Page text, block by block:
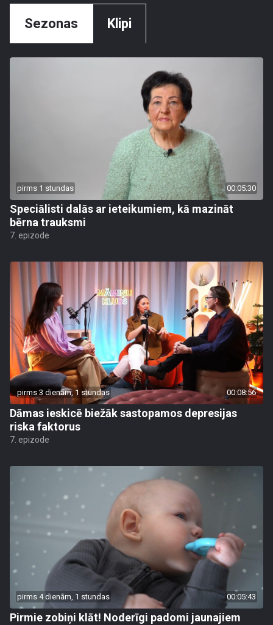
Sezonas Klipi
pirms 1 stundas 00:05:30
Speciālisti dalās ar ieteikumiem, kā mazināt
bērna trauksmi
7. epizode
pirms 3 dienām, 1 stundas 00:08:56
Dāmas ieskicē biežāk sastopamos depresijas
riska faktorus
7. epizode
pirms 4 dienām, 1 stundas 00:05:43
Pirmie zobiņi klāt! Noderīgi padomi jaunajiem